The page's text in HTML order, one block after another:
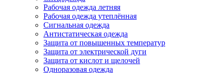
Рабочая одежда летняя
Рабочая одежда утеплённая
Сигнальная одежда
Антистатическая одежда
Защита от повышенных температур
Защита от электрической дуги
Защита от кислот и щелочей
Одноразовая одежда